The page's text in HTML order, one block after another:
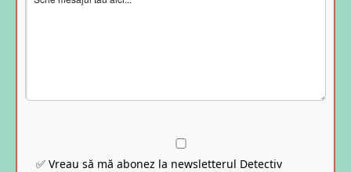
✅ Vreau să mă abonez la newsletterul Detectiv